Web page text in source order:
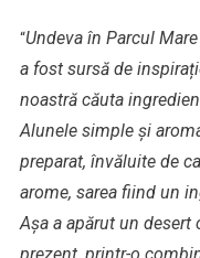
“Undeva în Parcul
a fost sursă de
noastră căuta
Alunele simple și
preparat, învăluite de
arome, sarea fiind un
Așa a apărut un